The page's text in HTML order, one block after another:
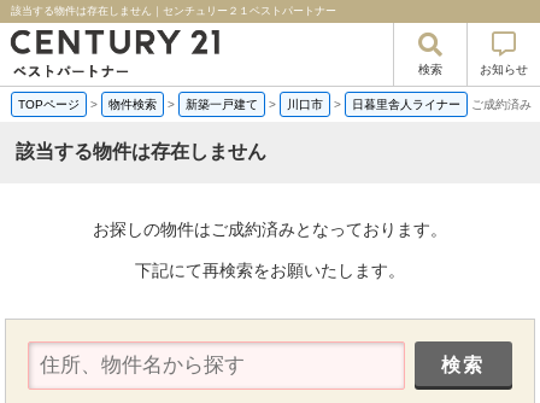
該当する物件は存在しません｜センチュリー２１ベストパートナー
検索 お知らせ
TOPページ > 物件検索 > 新築一戸建て > 川口市 > 日暮里舎人ライナー ご成約済み
該当する物件は存在しません
お探しの物件はご成約済みとなっております。
下記にて再検索をお願いたします。